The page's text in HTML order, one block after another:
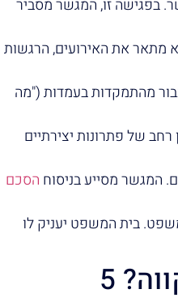
בפגישה זו, המגשר מסביר
מתאר את האירועים, הרגשות
מהתמקדות בעמדות ("מה
של פתרונות יצירתיים
המגשר מסייע בניסוח הסכם
בית המשפט יעניק לו
איך לבחור מגשר מומלץ בפתח תקווה? 5